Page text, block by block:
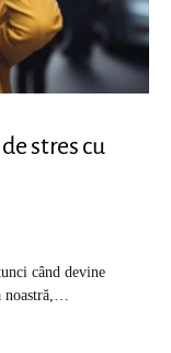
stres cu
când devine
noastră,…